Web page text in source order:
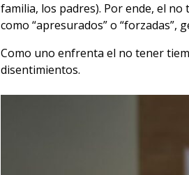
familia, los padres). Por ende, el
como “apresurados” o “forzadas”,
Como uno enfrenta el no tener
disentimientos.